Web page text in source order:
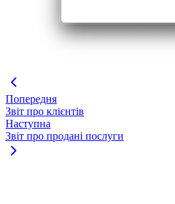
Попередня
Звіт про клієнтів
Наступна
Звіт про продані послуги